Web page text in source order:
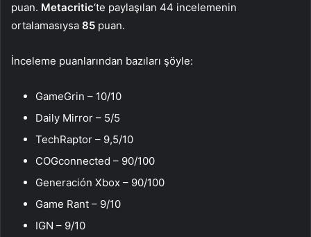
puan. Metacritic‘te paylaşılan 44 incelemenin
ortalamasıysa 85 puan.
İnceleme puanlarından bazıları şöyle:
GameGrin – 10/10
Daily Mirror – 5/5
TechRaptor – 9,5/10
COGconnected – 90/100
Generación Xbox – 90/100
Game Rant – 9/10
IGN – 9/10